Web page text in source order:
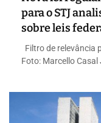
para o STJ
sobre leis
Filtro de relevância
Foto: Marcello